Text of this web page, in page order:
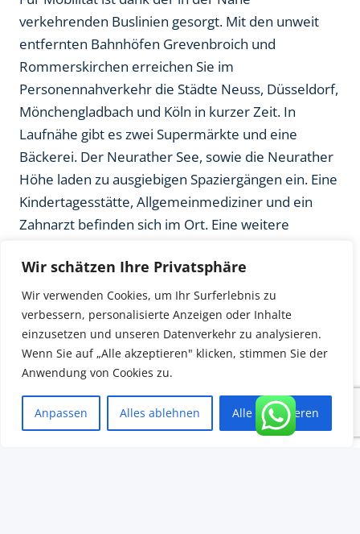
Wir schätzen Ihre Privatsphäre
Wir verwenden Cookies, um Ihr Surferlebnis zu
verbessern, personalisierte Anzeigen oder Inhalte
einzusetzen und unseren Datenverkehr zu analysieren.
Wenn Sie auf „Alle akzeptieren" klicken, stimmen Sie der
Anwendung von Cookies zu.
Anpassen Alles ablehnen Alle akzeptieren
verkehrenden Buslinien gesorgt. Mit den unweit
entfernten Bahnhöfen Grevenbroich und
Rommerskirchen erreichen Sie im
Personennahverkehr die Städte Neuss, Düsseldorf,
Mönchengladbach und Köln in kurzer Zeit. In
Laufnähe gibt es zwei Supermärkte und eine
Bäckerei. Der Neurather See, sowie die Neurather
Höhe laden zu ausgiebigen Spaziergängen ein. Eine
Kindertagesstätte, Allgemeinmediziner und ein
Zahnarzt befinden sich im Ort. Eine weitere
Allgemeinmediziner und Apotheke im Nachbarort.
In der Stadt Grevenbroich finden Sie außerdem ein
Einkaufszentrum, mehrere weiterführende
Schulen, interessante Kultureinrichtungen, ein Kino,
ein Krankenhaus und weitere Fachmediziner für
die ärztliche Versorgung.
Details